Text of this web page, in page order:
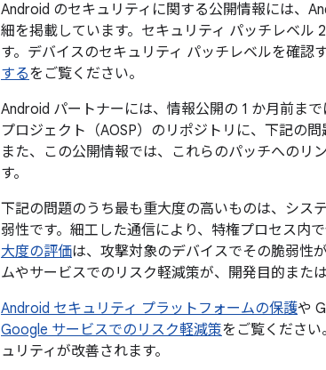
Android のセキュリティに関する公開情報には、
細を掲載しています。セキュリティ パッチレベ
す。デバイスのセキュリティ パッチレベルを確認
するをご覧ください。
Android パートナーには、情報公開の 1 か月前ま
プロジェクト（AOSP）のリポジトリに、下記の
また、この公開情報では、これらのパッチへのリ
す。
下記の問題のうち最も重大度の高いものは、シス
弱性です。細工した通信により、特権プロセス内
大度の評価は、攻撃対象のデバイスでその脆弱性
ムやサービスでのリスク軽減策が、開発目的また
Android セキュリティ プラットフォームの保護や
Google サービスでのリスク軽減策をご覧くださ
ュリティが改善されます。